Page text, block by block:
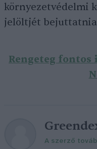
környezetvédelmi
jelöltjét
Rengeteg
A szerző